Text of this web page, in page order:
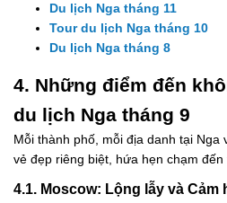
Du lịch Nga tháng 11
Tour du lịch Nga tháng 10
Du lịch Nga tháng 8
4. Những điểm đến
du lịch Nga tháng 9
Mỗi thành phố, mỗi địa danh tại Nga
vẻ đẹp riêng biệt, hứa hẹn chạm
4.1. Moscow: Lộng lẫy và Cảm